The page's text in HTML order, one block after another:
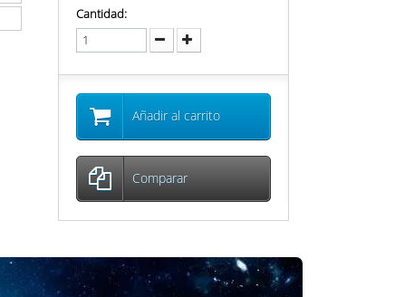
Cantidad:
Añadir al carrito
Comparar